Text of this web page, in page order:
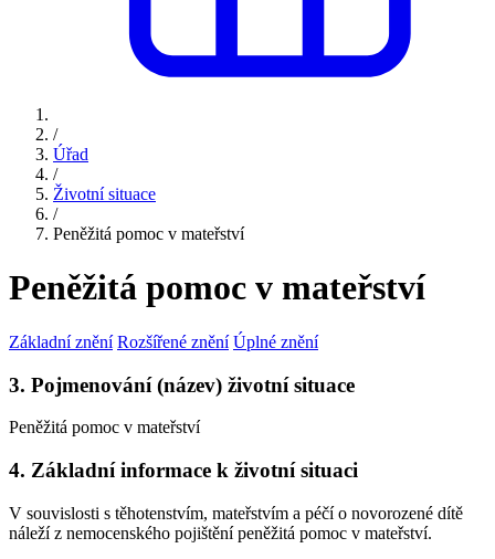
/
Úřad
/
Životní situace
/
Peněžitá pomoc v mateřství
Peněžitá pomoc v mateřství
Základní znění Rozšířené znění Úplné znění
3. Pojmenování (název) životní situace
Peněžitá pomoc v mateřství
4. Základní informace k životní situaci
V souvislosti s těhotenstvím, mateřstvím a péčí o novorozené dítě
náleží z nemocenského pojištění peněžitá pomoc v mateřství.